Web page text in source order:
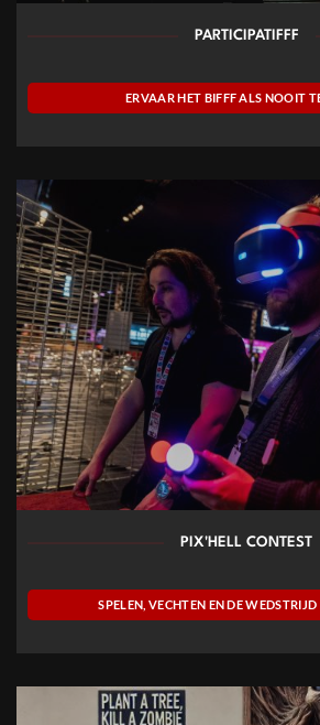
PARTICIPATIFFF
ERVAAR HET BIFFF ALS NOOIT
PIX'HELL CONTEST
SPELEN, VECHTEN EN DE